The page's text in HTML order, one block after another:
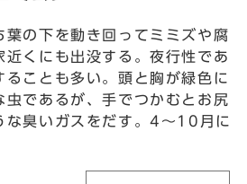
の下を動き回ってミミズや腐
近くにも出没する。夜行性であ
ることも多い。頭と胸が緑色に
虫であるが、手でつかむとお尻
な臭いガスをだす。4～10月に